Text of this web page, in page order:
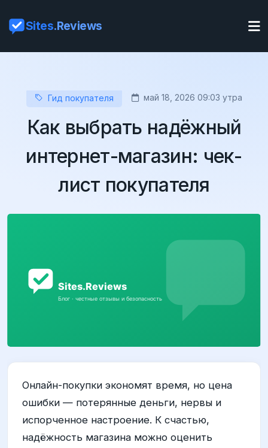
Sites.Reviews
Гид покупателя май 18, 2026 09:03 утра
Как выбрать надёжный
интернет-магазин: чек-
лист покупателя
Онлайн-покупки экономят время, но цена
ошибки — потерянные деньги, нервы и
испорченное настроение. К счастью,
надёжность магазина можно оценить